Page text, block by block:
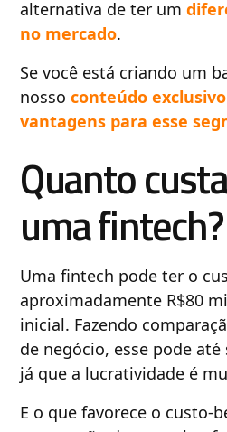
alternativa de ter um
no mercado.
Se você está criando um
nossoconteúdo
vantagens para esse
Quanto
uma fintech?
Uma fintech pode ter o
aproximadamente R$80
inicial. Fazendo
de negócio, esse pode
já que a lucratividade é
E o que favorece o custo-